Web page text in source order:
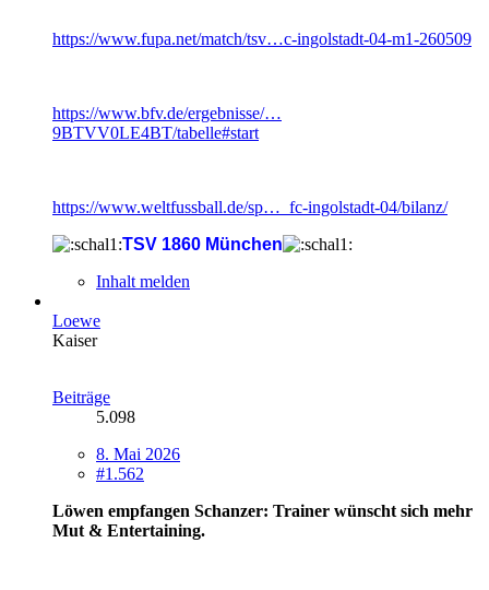
https://www.fupa.net/match/tsv…c-ingolstadt-04-m1-260509
https://www.bfv.de/ergebnisse/…
9BTVV0LE4BT/tabelle#start
https://www.weltfussball.de/sp…_fc-ingolstadt-04/bilanz/
TSV 1860 München
Inhalt melden
Loewe
Kaiser
Beiträge
5.098
8. Mai 2026
#1.562
Löwen empfangen Schanzer: Trainer wünscht sich mehr
Mut & Entertaining.